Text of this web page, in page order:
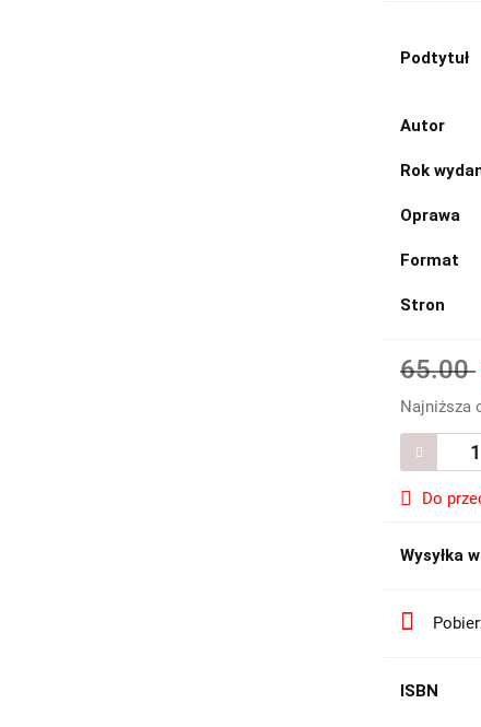
Podtytuł
Autor
Rok
Oprawa
Format
Stron
65.00
Najniższa
Do
Wysyłka
ISBN